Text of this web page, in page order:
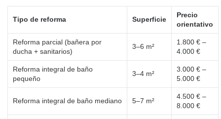
Tipo de reforma Superficie
Precio
orientativo
Reforma parcial (bañera por
ducha + sanitarios)
3–6 m²
1.800 € –
4.000 €
Reforma integral de baño
pequeño
3–4 m²
3.000 € –
5.000 €
Reforma integral de baño mediano 5–7 m²
4.500 € –
8.000 €